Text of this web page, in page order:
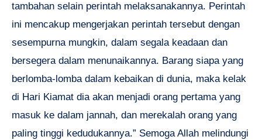
tambahan selain perintah melaksanakannya. Perintah
ini mencakup mengerjakan perintah tersebut dengan
sesempurna mungkin, dalam segala keadaan dan
bersegera dalam menunaikannya. Barang siapa yang
berlomba-lomba dalam kebaikan di dunia, maka kelak
di Hari Kiamat dia akan menjadi orang pertama yang
masuk ke dalam jannah, dan merekalah orang yang
paling tinggi kedudukannya.” Semoga Allah melindungi